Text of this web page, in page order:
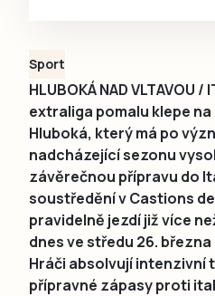
Sport
HLUBOKÁ NAD VLTAVOU
extraliga pomalu klepe
Hluboká, který má po
nadcházející sezonu
závěrečnou přípravu do
soustředění v Castions
pravidelně jezdí již více
dnes ve středu 26.
Hráči absolvují intenzivní
přípravné zápasy proti